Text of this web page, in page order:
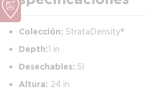
Colección: StrataDensity®
Depth:1 in
Desechables: Sí
Altura: 24 in